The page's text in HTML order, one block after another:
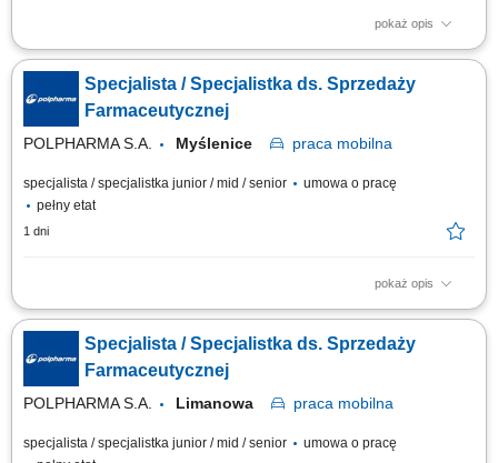
pokaż opis
Zakres obowiązków: Promowanie produktów z portfolio firmy w
środowisku medycznym. Budowanie i utrzymywanie długofalowych relacji
z lekarzami na powierzonym terenie. Reprezentowanie organizacji
podczas spotkań branżowych, konferencji i wydarzeń naukowych.
Realizacja założonych celów...
Specjalista / Specjalistka ds. Sprzedaży
Farmaceutycznej
POLPHARMA S.A. Myślenice praca mobilna
specjalista / specjalistka junior / mid / senior
umowa o pracę
pełny etat
1 dni
pokaż opis
Zakres obowiązków: Promowanie produktów z portfolio firmy w
środowisku medycznym. Budowanie i utrzymywanie długofalowych relacji
z lekarzami na powierzonym terenie. Reprezentowanie organizacji
podczas spotkań branżowych, konferencji i wydarzeń naukowych.
Realizacja założonych celów...
Specjalista / Specjalistka ds. Sprzedaży
Farmaceutycznej
POLPHARMA S.A. Limanowa praca mobilna
specjalista / specjalistka junior / mid / senior
umowa o pracę